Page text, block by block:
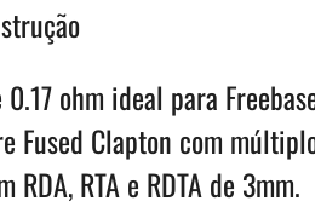
ohm ideal para
Fused Clapton com
RDA, RTA e RDTA de 3mm.